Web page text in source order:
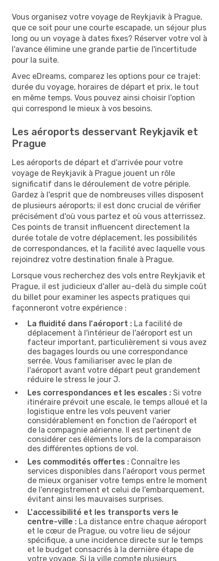
Vous organisez votre voyage de Reykjavik à Prague,
que ce soit pour une courte escapade, un séjour plus
long ou un voyage à dates fixes? Réserver votre vol à
l'avance élimine une grande partie de l'incertitude
pour la suite.
Avec eDreams, comparez les options pour ce trajet:
durée du voyage, horaires de départ et prix, le tout
en même temps. Vous pouvez ainsi choisir l'option
qui correspond le mieux à vos besoins.
Les aéroports desservant Reykjavik et
Prague
Les aéroports de départ et d'arrivée pour votre
voyage de Reykjavik à Prague jouent un rôle
significatif dans le déroulement de votre périple.
Gardez à l'esprit que de nombreuses villes disposent
de plusieurs aéroports; il est donc crucial de vérifier
précisément d'où vous partez et où vous atterrissez.
Ces points de transit influencent directement la
durée totale de votre déplacement, les possibilités
de correspondances, et la facilité avec laquelle vous
rejoindrez votre destination finale à Prague.
Lorsque vous recherchez des vols entre Reykjavik et
Prague, il est judicieux d'aller au-delà du simple coût
du billet pour examiner les aspects pratiques qui
façonneront votre expérience :
La fluidité dans l'aéroport : La facilité de
déplacement à l'intérieur de l'aéroport est un
facteur important, particulièrement si vous avez
des bagages lourds ou une correspondance
serrée. Vous familiariser avec le plan de
l'aéroport avant votre départ peut grandement
réduire le stress le jour J.
Les correspondances et les escales : Si votre
itinéraire prévoit une escale, le temps alloué et la
logistique entre les vols peuvent varier
considérablement en fonction de l'aéroport et
de la compagnie aérienne. Il est pertinent de
considérer ces éléments lors de la comparaison
des différentes options de vol.
Les commodités offertes : Connaître les
services disponibles dans l'aéroport vous permet
de mieux organiser votre temps entre le moment
de l'enregistrement et celui de l'embarquement,
évitant ainsi les mauvaises surprises.
L'accessibilité et les transports vers le
centre-ville : La distance entre chaque aéroport
et le cœur de Prague, ou votre lieu de séjour
spécifique, a une incidence directe sur le temps
et le budget consacrés à la dernière étape de
votre voyage. Si la ville compte plusieurs